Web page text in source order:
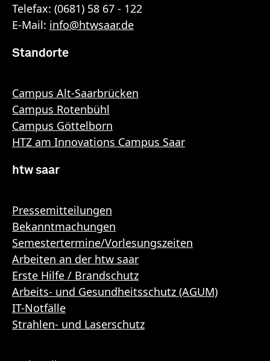
Telefax: (0681) 58 67 - 122
E-Mail: info@htwsaar.de
Standorte
Campus Alt-Saarbrücken
Campus Rotenbühl
Campus Göttelborn
HTZ am Innovations Campus Saar
htw saar
Pressemitteilungen
Bekanntmachungen
Semestertermine/Vorlesungszeiten
Arbeiten an der htw saar
Erste Hilfe / Brandschutz
Arbeits- und Gesundheitsschutz (AGUM)
IT-Notfälle
Strahlen- und Laserschutz